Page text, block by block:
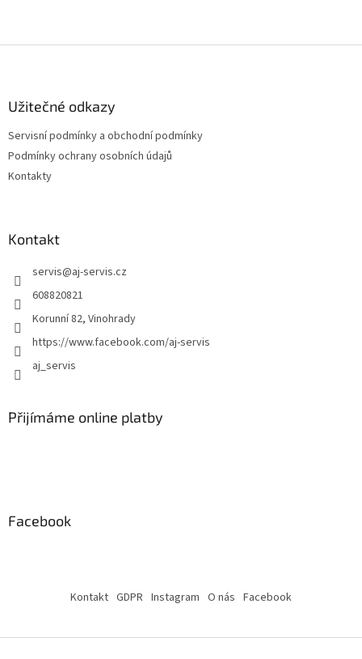
Užitečné odkazy
Servisní podmínky a obchodní podmínky
Podmínky ochrany osobních údajů
Kontakty
Kontakt
servis@aj-servis.cz
608820821
Korunní 82, Vinohrady
https://www.facebook.com/aj-servis
aj_servis
Přijímáme online platby
Facebook
Kontakt GDPR Instagram O nás Facebook